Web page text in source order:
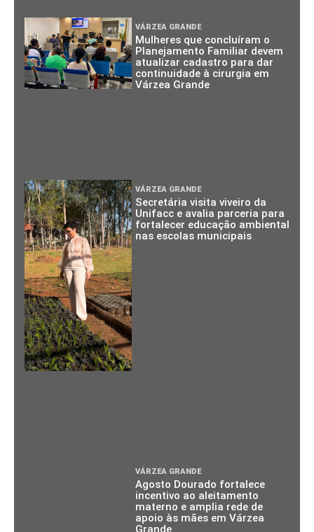
VÁRZEA GRANDE
Mulheres que concluíram o
Planejamento Familiar devem
atualizar cadastro para dar
continuidade à cirurgia em
Várzea Grande
VÁRZEA GRANDE
Secretária visita viveiro da
Unifacc e avalia parceria para
fortalecer educação ambiental
nas escolas municipais
VÁRZEA GRANDE
Agosto Dourado fortalece
incentivo ao aleitamento
materno e amplia rede de
apoio às mães em Várzea
Grande